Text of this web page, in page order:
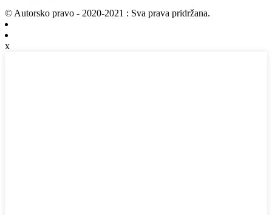
© Autorsko pravo - 2020-2021 : Sva prava pridržana.
x